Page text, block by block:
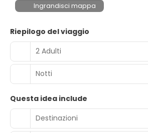
Ingrandisci mappa
Riepilogo del viaggio
2 Adulti
Notti
Questa idea include
Destinazioni